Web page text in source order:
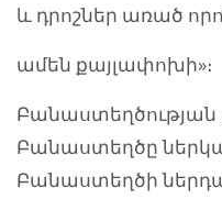
և դրոշներ առած
ամեն քայլափոխի»։
Բանաստեղծը
Բանաստեղծի